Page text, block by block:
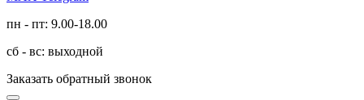
пн - пт: 9.00-18.00
сб - вс: выходной
Заказать обратный звонок